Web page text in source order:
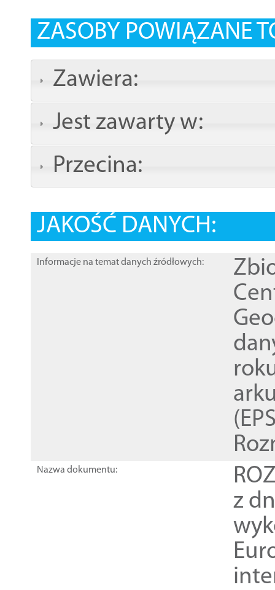
ZASOBY POWIĄZANE
Zawiera:
Jest zawarty w:
Przecina:
JAKOŚĆ DANYCH:
Informacje na temat danych źródłowych:
Nazwa dokumentu:
z